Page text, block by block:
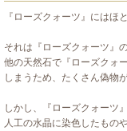
『ローズクォーツ』にはほ
それは『ローズクォーツ』
他の天然石で『ローズクォ
しまうため、たくさん偽物
しかし、『ローズクォーツ
人工の水晶に染色したもの